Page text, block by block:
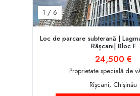
1 / 6
Loc de parcare subterană |
Râșcani| Bloc F
24,500 €
Proprietate specială de
Rîșcani, Chișinău